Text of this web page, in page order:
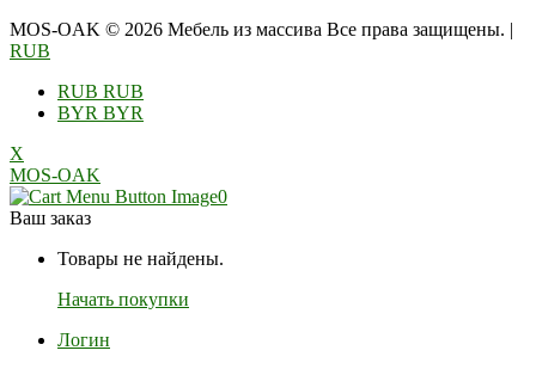
MOS-OAK © 2026 Мебель из массива Все права защищены. |
RUB
RUB RUB
BYR BYR
X
MOS-OAK
0
Ваш заказ
Товары не найдены.
Начать покупки
Логин